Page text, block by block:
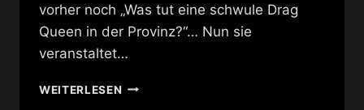
vorher noch „Was tut eine schwule Drag
Queen in der Provinz?“… Nun sie
veranstaltet…
WEITERLESENHANNOVER